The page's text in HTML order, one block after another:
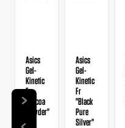
Asics
Gel-
Kinetic
Fr
"Cocoa
Powder"
Asics
Gel-
Kinetic
Fr
"Black
Pure
Silver"